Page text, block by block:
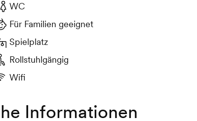
WC
Für Familien geeignet
Spielplatz
Rollstuhlgängig
Wifi
Informationen